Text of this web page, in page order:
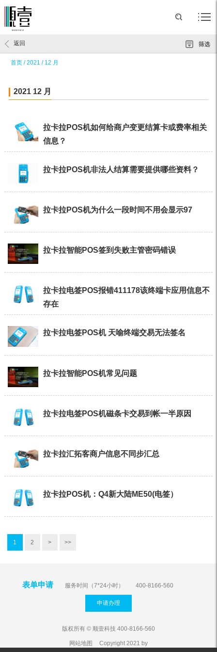
首页 /2021 / 12 月
返回 筛选
2021 12 月
拉卡拉POS机如何给商户变更结算卡或费率相关
信息？
拉卡拉POS机非法人结算需要提供哪些资料？
拉卡拉POS机为什么一段时间不用会显示97
拉卡拉智能POS签到失败主管密码错误
拉卡拉电签POS报错411178该终端卡应用信息不
存在
拉卡拉电签POS机 天喻终端交易无法签名
拉卡拉智能POS机常见问题
拉卡拉电签POS机磁条卡交易到帐一半原因
拉卡拉汇拓客商户信息不同步汇总
拉卡拉POS机：Q4新大陆ME50(电签）
1 2 > >>
表单申请 服务时间（7*24小时） 400-8166-560
申请办理
版权所有 © 顺壹科技 400-8166-560
网站地图 Copyright 2021 by